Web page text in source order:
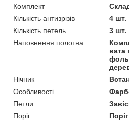
Комплект
Кількість антизрізів
4 шт.
Кількість петель
3 шт.
Наповнення полотна
вата
Нічник
Особливості
Петли
Поріг